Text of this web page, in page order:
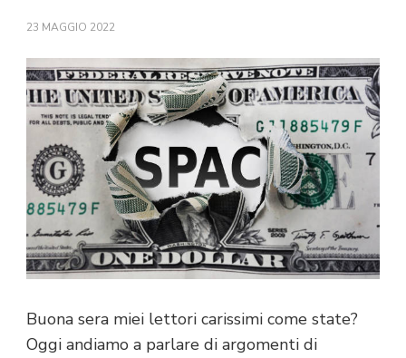
23 MAGGIO 2022
Buona sera miei lettori carissimi come state?
Oggi andiamo a parlare di argomenti di